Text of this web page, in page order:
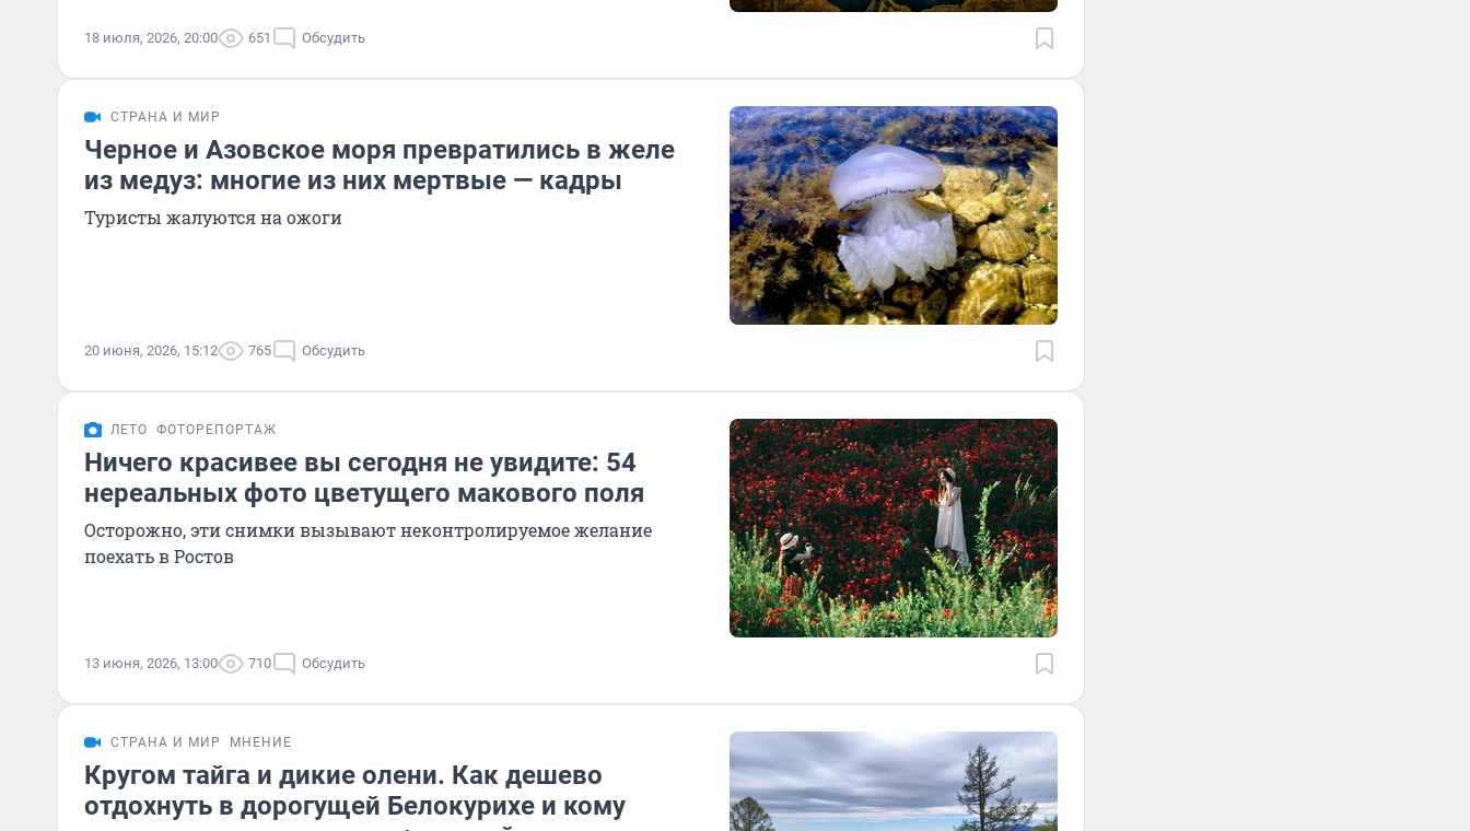
18 июля, 2026, 20:00 651 Обсудить
СТРАНА И МИР
Черное и Азовское моря превратились в желе
из медуз: многие из них мертвые — кадры
Туристы жалуются на ожоги
20 июня, 2026, 15:12 765 Обсудить
ЛЕТО ФОТОРЕПОРТАЖ
Ничего красивее вы сегодня не увидите: 54
нереальных фото цветущего макового поля
Осторожно, эти снимки вызывают неконтролируемое желание
поехать в Ростов
13 июня, 2026, 13:00 710 Обсудить
СТРАНА И МИР МНЕНИЕ
Кругом тайга и дикие олени. Как дешево
отдохнуть в дорогущей Белокурихе и кому